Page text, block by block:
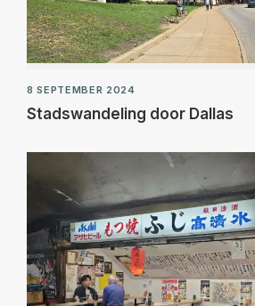
8 SEPTEMBER 2024
Stadswandeling door Dallas